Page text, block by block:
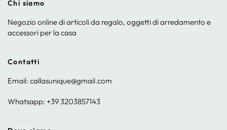
Chi siamo
Negozio online di articoli da regalo, oggetti di arredamento e
accessori per la casa
Contatti
Email: callasunique@gmail.com
Whatsapp: +39 3203857143